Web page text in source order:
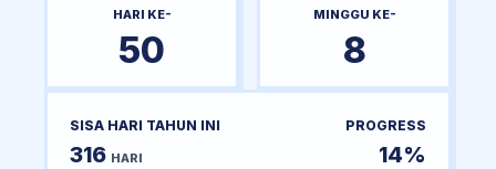
HARI KE-
50
MINGGU KE-
8
SISA HARI TAHUN INI
316 HARI
PROGRESS
14%